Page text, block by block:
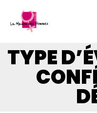
TYPE